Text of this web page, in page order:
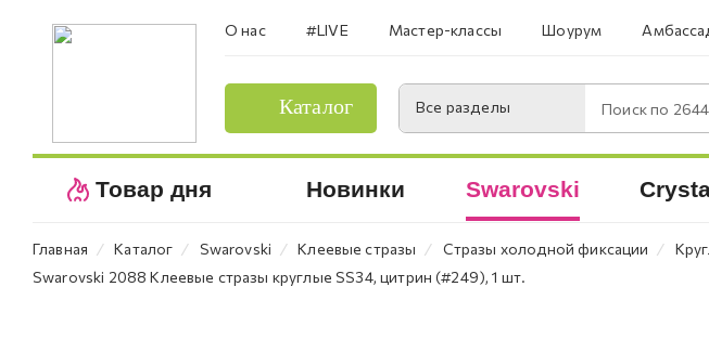
О нас #LIVE Мастер-классы Шоурум
Каталог Все разделы Поиск по
Товар дня Новинки Swarovski
Главная ⁄ Каталог ⁄ Swarovski ⁄ Клеевые стразы ⁄ Стразы холодной фиксации ⁄
Swarovski 2088 Клеевые стразы круглые SS34, цитрин (#249), 1 шт.